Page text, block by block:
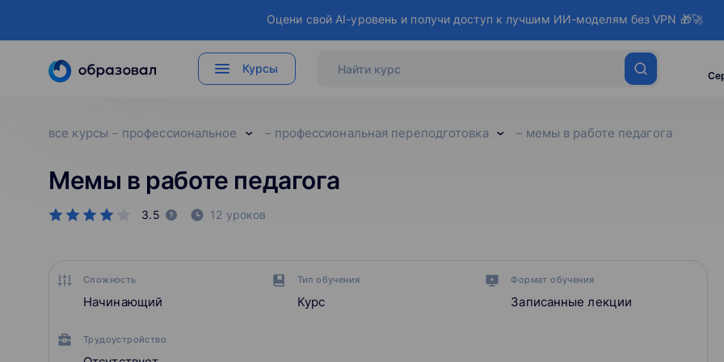
Оцени свой AI-уровень и получи доступ к лучшим ИИ-моделям без VPN 🎁🚀
Курсы
все курсы профессиональное профессиональная переподготовка мемы в работе педагога
Мемы в работе педагога
3.5 12 уроков
Сложность
Начинающий
Тип обучения
Курс
Формат обучения
Записанные лекции
Трудоустройство